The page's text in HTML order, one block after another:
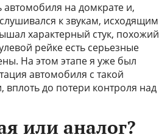
на домкрате и,
к звукам, исходящим
характерный стук, похожий
рейке есть серьезные
На этом этапе я уже был
автомобиля с такой
до потери контроля над
или аналог?